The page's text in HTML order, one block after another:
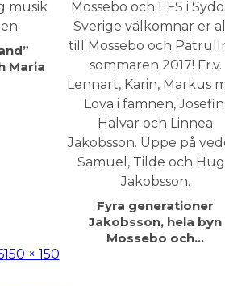
Maria
Fyra generationer
Jakobsson, hela byn
Mossebo och…
Full
150 × 150